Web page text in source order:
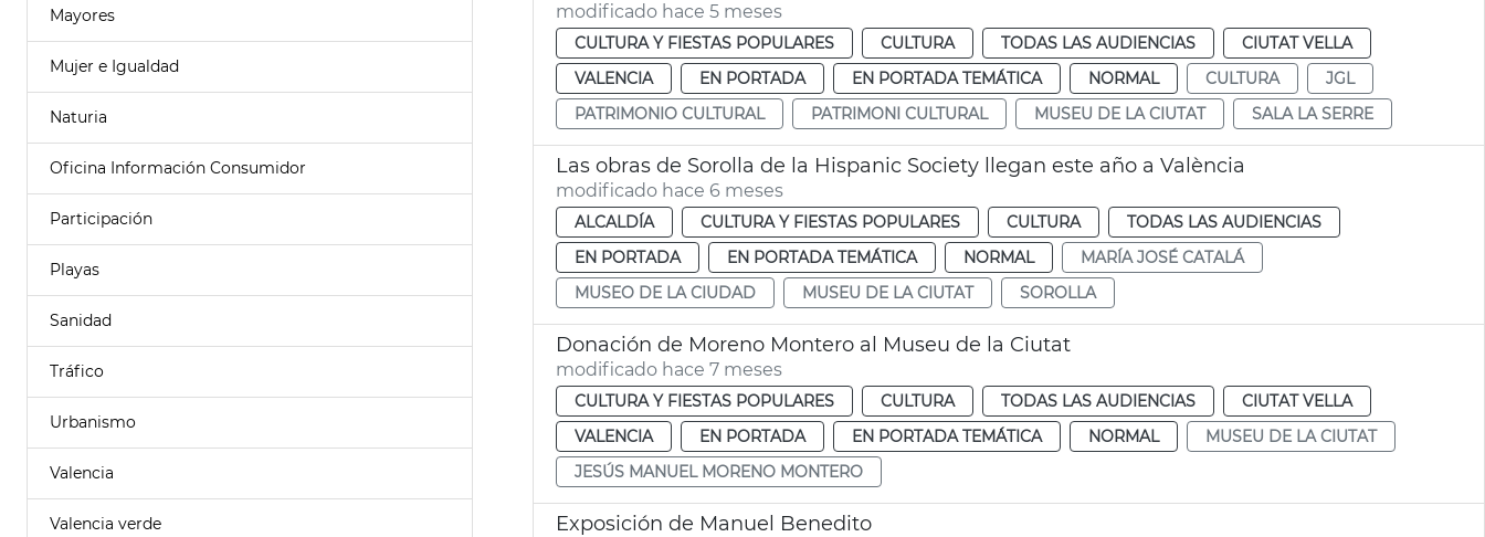
Mayores
Mujer e Igualdad
Naturia
Oficina Información Consumidor
Participación
Playas
Sanidad
Tráfico
Urbanismo
Valencia
Valencia verde
modificado hace 5 meses
CULTURA Y FIESTAS POPULARES CULTURA TODAS LAS AUDIENCIAS
CIUTAT VELLA
VALENCIA
EN PORTADA EN PORTADA TEMÁTICA NORMAL CULTURA
JGL
PATRIMONIO CULTURAL
PATRIMONI CULTURAL MUSEU DE LA CIUTAT SALA LA SERRE
Las obras de Sorolla de la Hispanic Society llegan este año a València
modificado hace 6 meses
ALCALDÍA CULTURA Y FIESTAS POPULARES CULTURA
TODAS LAS AUDIENCIAS
EN PORTADA
EN PORTADA TEMÁTICA NORMAL
MARÍA JOSÉ CATALÁ
MUSEO DE LA CIUDAD
MUSEU DE LA CIUTAT SOROLLA
Donación de Moreno Montero al Museu de la Ciutat
modificado hace 7 meses
CULTURA Y FIESTAS POPULARES CULTURA TODAS LAS AUDIENCIAS
CIUTAT VELLA
VALENCIA
EN PORTADA EN PORTADA TEMÁTICA NORMAL
MUSEU DE LA CIUTAT
JESÚS MANUEL MORENO MONTERO
Exposición de Manuel Benedito